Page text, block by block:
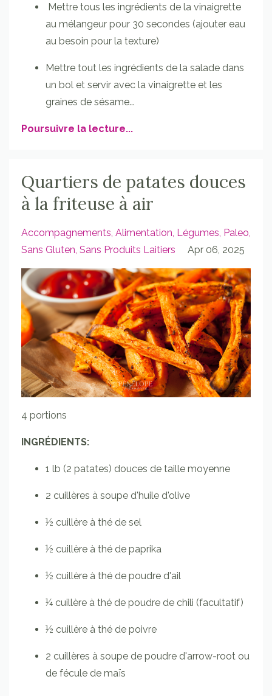
Mettre tous les ingrédients de la vinaigrette
au mélangeur pour 30 secondes (ajouter eau
au besoin pour la texture)
Mettre tout les ingrédients de la salade dans
un bol et servir avec la vinaigrette et les
graines de sésame...
Poursuivre la lecture...
Quartiers de patates douces
à la friteuse à air
Accompagnements Alimentation Légumes Paleo
Sans Gluten Sans Produits Laitiers Apr 06, 2025
4 portions
INGRÉDIENTS:
1 lb (2 patates) douces de taille moyenne
2 cuillères à soupe d'huile d'olive
½ cuillère à thé de sel
½ cuillère à thé de paprika
½ cuillère à thé de poudre d'ail
¼ cuillère à thé de poudre de chili (facultatif)
½ cuillère à thé de poivre
2 cuillères à soupe de poudre d'arrow-root ou
de fécule de maïs